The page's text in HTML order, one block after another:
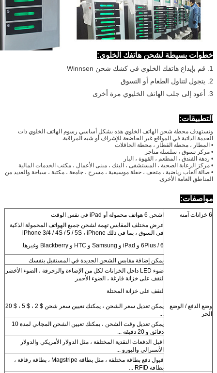
لشحن هاتفك الخلوي:
شحن الهاتف الخلوي هذه بشكل أساسي رسوم الهاتف الخلوي ذات
في المواقع غير الخاضعة للإشراف أو شبه المراقبة.
القطار ، محطة الحافلات
، سلسلة متاجر
، المطعم ، القهوة ، البار
الصحية ، المستشفى ، البنك ، مبنى الأعمال ، مكتب الخدمات المالية
رياضية ، متحف ، حفلة موسيقية ، مسرح ، جامعة ، مكتبة ، سياحة والعديد من
الأخرى.
اشحن 6 هواتف محمولة أو iPad في نفس الوقت
عرض مختلف المقابس تهمة لشحن جميع الهواتف المحمولة الذكية
في السوق ، بما في ذلك iPhone 3/4 / 4S / 5 / 5S ، iPhone
يمكن إضافة مقابس الشحن الجديدة في المستقبل بنفسك
ضوء LED داخل الخزانات لكل من الإضاءة والزخرفة ، الضوء الأخضر
لتقف على خزانة فارغة ، الضوء الأحمر
لتقف على خزانة المحتلة
الوضع
يمكن تعديل سعر الشحن ، يمكنك تعيين سعر شحن $ 2 ، $ 5 ، $ 20
يمكن تعديل وقت الشحن ، يمكنك تعيين الشحن المجاني لمدة 10
اقبل الدفعات النقدية المختلفة ، مثل الدولار الأمريكي والدولار
الأسترالي واليورو ...
قبول دفع بطاقة مختلفة ، مثل بطاقة Magstripe ، بطاقة رقاقة ،